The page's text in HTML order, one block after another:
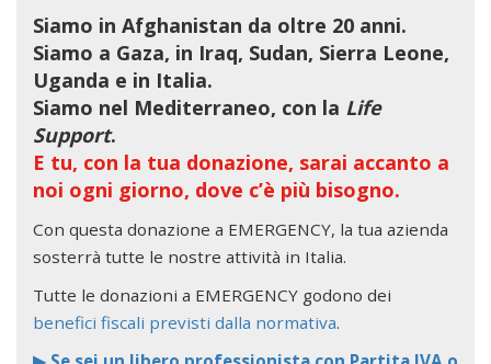
Siamo in Afghanistan da oltre 20 anni.
Siamo a Gaza, in Iraq, Sudan, Sierra Leone,
Uganda e in Italia.
Siamo nel Mediterraneo, con la Life
Support.
E tu, con la tua donazione, sarai accanto a
noi ogni giorno, dove c’è più bisogno.
Con questa donazione a EMERGENCY, la tua azienda
sosterrà tutte le nostre attività in Italia.
Tutte le donazioni a EMERGENCY godono dei
benefici fiscali previsti dalla normativa.